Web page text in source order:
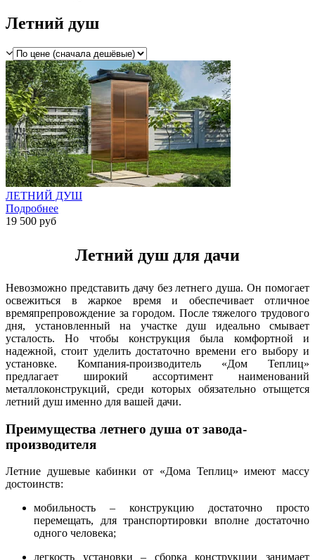
Летний душ
ЛЕТНИЙ ДУШ
Подробнее
19 500 руб
Летний душ для дачи
Невозможно представить дачу без летнего душа. Он помогает
освежиться в жаркое время и обеспечивает отличное
времяпрепровождение за городом. После тяжелого трудового
дня, установленный на участке душ идеально смывает
усталость. Но чтобы конструкция была комфортной и
надежной, стоит уделить достаточно времени его выбору и
установке. Компания-производитель «Дом Теплиц»
предлагает широкий ассортимент наименований
металлоконструкций, среди которых обязательно отыщется
летний душ именно для вашей дачи.
Преимущества летнего душа от завода-
производителя
Летние душевые кабинки от «Дома Теплиц» имеют массу
достоинств:
мобильность – конструкцию достаточно просто
перемещать, для транспортировки вполне достаточно
одного человека;
легкость установки – сборка конструкции занимает